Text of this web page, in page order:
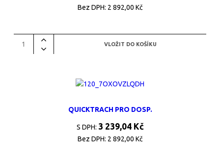
Bez DPH: 2 892,00 Kč
QUICKTRACH PRO DOSP.
S DPH: 3 239,04 Kč
Bez DPH: 2 892,00 Kč